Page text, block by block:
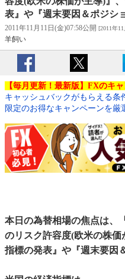
表』や『週末要因＆ポジシ
2011年11月11日(金)07:58公開 [2011年
羊飼い
【毎月更新！最新版】FXのキ
キャッシュバックがもらえる条
限定のお得なキャンペーンを厳
本日の為替相場の焦点は、
のリスク許容度(欧米の株
指標の発表』や『週末要因